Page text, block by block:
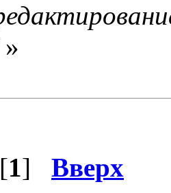
1] Вверх